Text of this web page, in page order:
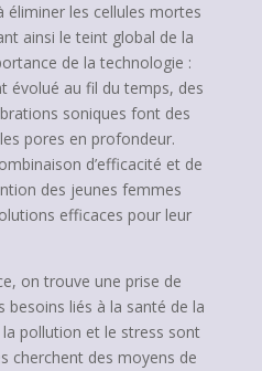
éliminer les cellules mortes
ainsi le teint global de la
de la technologie :
évolué au fil du temps, des
soniques font des
pores en profondeur.
d’efficacité et de
des jeunes femmes
efficaces pour leur
on trouve une prise de
besoins liés à la santé de la
pollution et le stress sont
cherchent des moyens de